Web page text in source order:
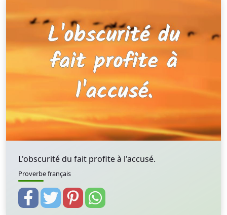
L'obscurité du fait profite à l'accusé.
Proverbe français